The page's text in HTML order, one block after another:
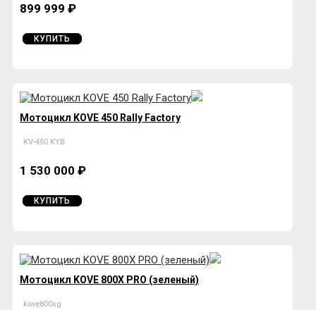
899 999 ₽
КУПИТЬ
Мотоцикл KOVE 450 Rally Factory
KV-450 KYB
1 530 000 ₽
КУПИТЬ
Мотоцикл KOVE 800X PRO (зеленый)
kove800xg